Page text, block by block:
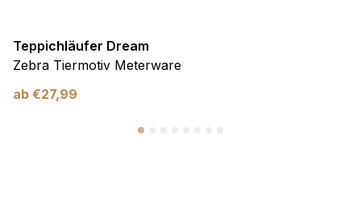
Teppichläufer Dream
Zebra Tiermotiv Meterware
ab €27,99